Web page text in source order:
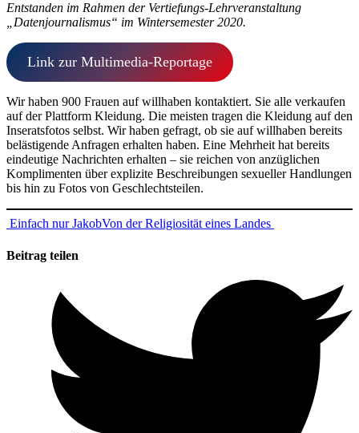
Entstanden im Rahmen der Vertiefungs-Lehrveranstaltung
„Datenjournalismus“ im Wintersemester 2020.
Link zur Multimedia-Reportage
Wir haben 900 Frauen auf willhaben kontaktiert. Sie alle verkaufen
auf der Plattform Kleidung. Die meisten tragen die Kleidung auf den
Inseratsfotos selbst. Wir haben gefragt, ob sie auf willhaben bereits
belästigende Anfragen erhalten haben. Eine Mehrheit hat bereits
eindeutige Nachrichten erhalten – sie reichen von anzüglichen
Komplimenten über explizite Beschreibungen sexueller Handlungen
bis hin zu Fotos von Geschlechtsteilen.
Beitragsnavigation
Einfach nur JakobVon der Religiosität eines Landes
Beitrag teilen